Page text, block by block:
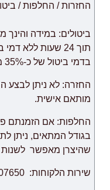
החזרות / החלפות /
ביטולים: במידה והינך
תוך 24 שעות ללא
בדמי ביטול של כ-35% מסך ההזמנה הכוללת.
החזרה: לא ניתן לבצע
מותאם אישית.
החלפות: אם הזמנתם
בגודל המתאים, ניתן
שהיצרן מאפשר לשנות
שירות הלקוחות: 052-9707650